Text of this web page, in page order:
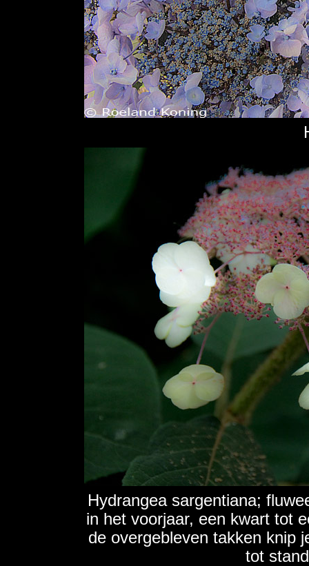
Hydrangea sargentiana;
in het voorjaar, een kwart tot
de overgebleven takken knip
tot